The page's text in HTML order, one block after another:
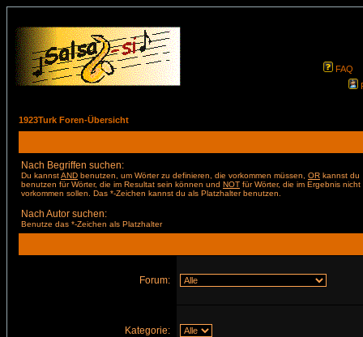
FAQ
1923Turk Foren-Übersicht
Nach Begriffen suchen:
Du kannstAND benutzen, um Wörter zu definieren, die vorkommen müssen, OR kannst du
benutzen für Wörter, die im Resultat sein können und NOT für Wörter, die im Ergebnis nicht
vorkommen sollen. Das *-Zeichen kannst du als Platzhalter benutzen.
Nach Autor suchen:
Benutze das *-Zeichen als Platzhalter
Forum:
Kategorie: